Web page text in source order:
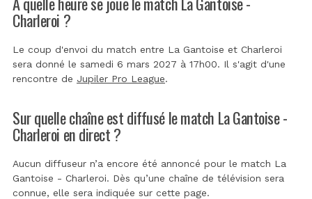
Charleroi ?
Le coup d'envoi du match entre La Gantoise et Charleroi
sera donné le samedi 6 mars 2027 à 17h00. Il s'agit d'une
rencontre de Jupiler Pro League.
Sur quelle chaîne est diffusé le match La Gantoise -
Charleroi en direct ?
Aucun diffuseur n’a encore été annoncé pour le match La
Gantoise - Charleroi. Dès qu’une chaîne de télévision sera
connue, elle sera indiquée sur cette page.